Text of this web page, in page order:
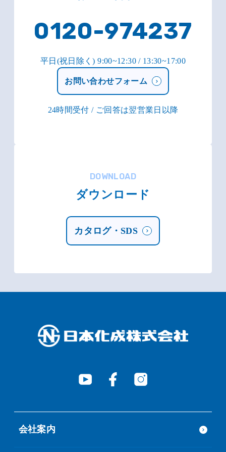
0120-974237
平日(祝日除く) 9:00~12:30 / 13:30~17:00
お問い合わせフォーム
24時間受付 / ご回答は翌営業日以降
DOWNLOAD
ダウンロード
カタログ・SDS
会社案内